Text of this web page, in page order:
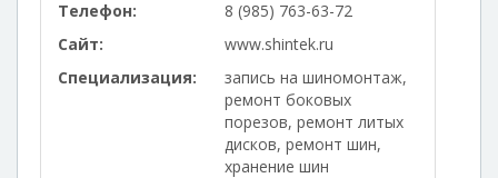
Телефон:
8 (985) 763-63-72
Сайт:
www.shintek.ru
Специализация:
запись на шиномонтаж,
ремонт боковых
порезов, ремонт литых
дисков, ремонт шин,
хранение шин